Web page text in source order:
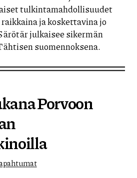
tulkintamahdollisuudet
ja koskettavina jo
julkaisee sikermän
suomennoksena.
Porvoon